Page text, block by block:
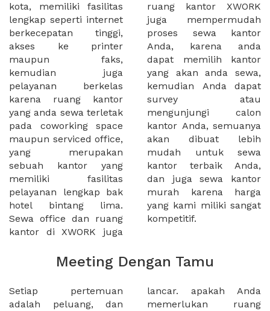
kota, memiliki fasilitas
lengkap seperti internet
berkecepatan tinggi,
akses ke printer
maupun faks,
kemudian juga
pelayanan berkelas
karena ruang kantor
yang anda sewa terletak
pada coworking space
maupun serviced office,
yang merupakan
sebuah kantor yang
memiliki fasilitas
pelayanan lengkap bak
hotel bintang lima.
Sewa office dan ruang
kantor di XWORK juga
ruang kantor XWORK
juga mempermudah
proses sewa kantor
Anda, karena anda
dapat memilih kantor
yang akan anda sewa,
kemudian Anda dapat
survey atau
mengunjungi calon
kantor Anda, semuanya
akan dibuat lebih
mudah untuk sewa
kantor terbaik Anda,
dan juga sewa kantor
murah karena harga
yang kami miliki sangat
kompetitif.
Meeting Dengan Tamu
Setiap pertemuan
adalah peluang, dan
lancar. apakah Anda
memerlukan ruang